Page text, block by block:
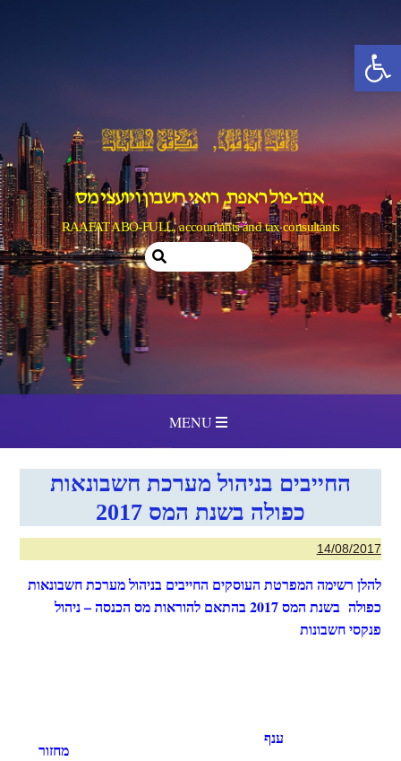
פתח סרגל נגישות
content
MENU
אבו-פול ראפת, רואי חשבון ויועצי מס
RAAFAT ABO-FULL, accountants and tax consultants
החייבים בניהול מערכת חשבונאות
כפולה בשנת המס 2017
14/08/2017
להלן רשימה המפרטת העוסקים החייבים בניהול מערכת חשבונאות
כפולה בשנת המס 2017 בהתאם להוראות מס הכנסה – ניהול
פנקסי חשבונות
ענף
מחזור